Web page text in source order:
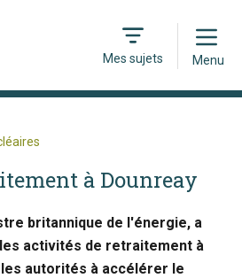
Mes sujets
Open
Menu
à Dounreay
britannique de l'énergie, a
activités de retraitement à
autorités à accélérer le